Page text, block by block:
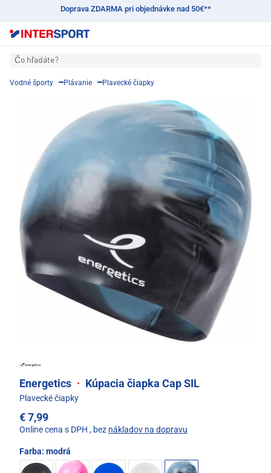
Doprava ZDARMA pri objednávke nad 50€**
Čo hľadáte?
Vodné športy Plávanie Plavecké čiapky
Energetics · Kúpacia čiapka Cap SIL
Plavecké čiapky
€ 7,99
Online cena s DPH , bez nákladov na dopravu
Farba: modrá